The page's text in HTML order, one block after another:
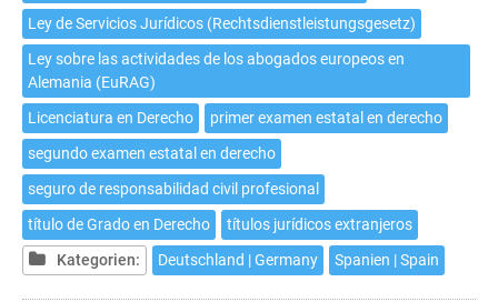
Ley de Servicios Jurídicos (Rechtsdienstleistungsgesetz)
Ley sobre las actividades de los abogados europeos en
Alemania (EuRAG)
Licenciatura en Derecho
primer examen estatal en derecho
segundo examen estatal en derecho
seguro de responsabilidad civil profesional
título de Grado en Derecho
títulos jurídicos extranjeros
Kategorien:
Deutschland | Germany Spanien | Spain